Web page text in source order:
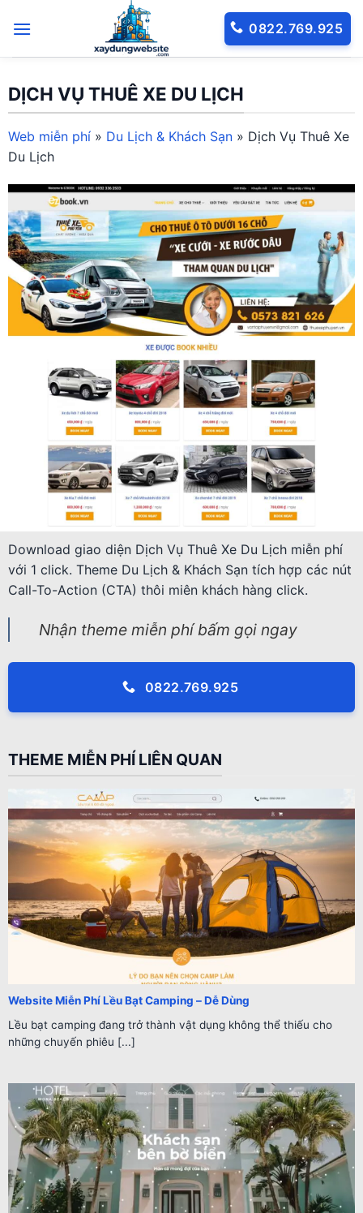
qua
0822.769.925
DỊCH VỤ THUÊ XE DU LỊCH
Web miễn phí » Du Lịch & Khách Sạn » Dịch Vụ Thuê Xe
Du Lịch
Download giao diện Dịch Vụ Thuê Xe Du Lịch miễn phí
với 1 click. Theme Du Lịch & Khách Sạn tích hợp các nút
Call-To-Action (CTA) thôi miên khách hàng click.
Nhận theme miễn phí bấm gọi ngay
0822.769.925
THEME MIỄN PHÍ LIÊN QUAN
Website Miễn Phí Lều Bạt Camping – Dễ Dùng
Lều bạt camping đang trở thành vật dụng không thể thiếu cho
những chuyến phiêu [...]